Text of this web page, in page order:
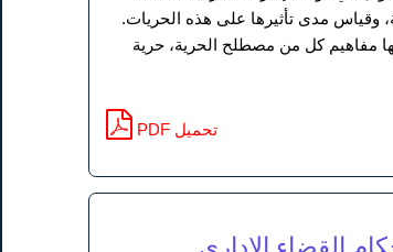
وقياس مدى تأثيرها على هذه الحريات.
مفاهيم كل من مصطلح الحرية، حرية
PDF تحميل